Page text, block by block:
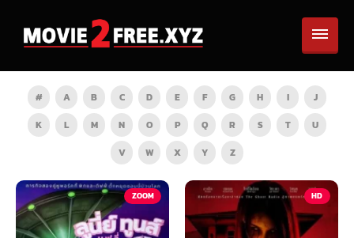
# A B C D E F G H I
J
K
L M N O P Q R S T
U
V
W X Y Z
ZOOM HD TV